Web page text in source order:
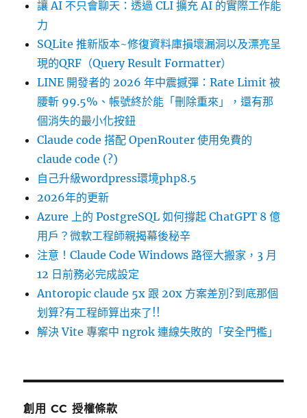
讓 AI 不只會聊天：透過 CLI 擴充 AI 的實際工作能
力
SQLite 推新版本~修復資料庫損壞漏洞以及漂亮呈
現的QRF（Query Result Formatter）
LINE 開發者的 2026 年中震撼彈：Rate Limit 被
腰斬 99.5%、帳號終於能「刪除重來」，還有那
個消失的最小化按鈕
Claude code 搭配 OpenRouter 使用免費的
claude code (?)
自己升級wordpress環境php8.5
2026年的更新
Azure 上的 PostgreSQL 如何撐起 ChatGPT 8 億
用戶？微軟工程師親揭幕後秘辛
注意！Claude Code Windows 路徑大搬家，3 月
12 日前務必完成設定
Antoropic claude 5x 跟 20x 方案差別?到底那個
划算?有工程師算出來了!!
解決 Vite 專案中 ngrok 連線失敗的「安全門檻」
創用 CC 授權條款